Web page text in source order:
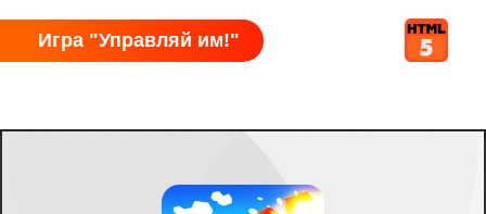
Игра "Управляй им!"